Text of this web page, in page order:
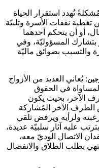
تُهدد استقرار الحياة
تغطية نفقات الأسرة وتلبيّة
أو أن يتحكم أحدهما
بتشارك المسؤوليّة، وفي
والتسبب بضوائق ماليّة
: يُعاني العديد من الأزواج
في الحقوق
الآخر، بحيث يكون
الآخر المُشاركة
ولرأيه ويرفض تلقي
عليه آثار سلبيّة عديدة،
الاتصال الوديّ معه،
بطلب الطلاق والانفصال